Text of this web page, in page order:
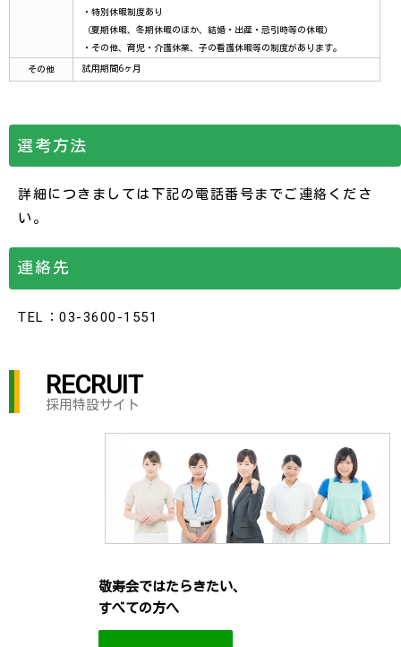
・特別休暇制度あり
（夏期休暇、冬期休暇のほか、結婚・出産・忌引時等の休暇）
・その他、育児・介護休業、子の看護休暇等の制度があります。
その他 試用期間6ヶ月
選考方法
詳細につきましては下記の電話番号までご連絡くださ
い。
連絡先
TEL：03-3600-1551
RECRUIT
採用特設サイト
敬寿会ではたらきたい、
すべての方へ